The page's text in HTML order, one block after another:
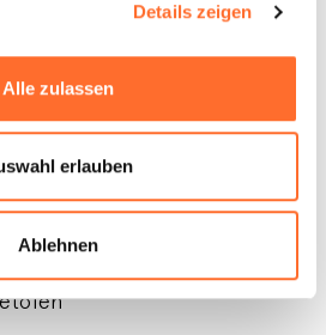
Details zeigen
Alle zulassen
erlauben
Ablehnen
sind Sie interessiert?
Pelletöfen